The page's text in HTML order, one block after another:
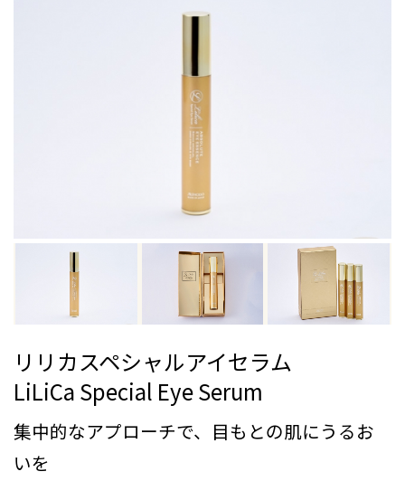
リリカスペシャルアイセラム
LiLiCa Special Eye Serum
集中的なアプローチで、目もとの肌にうるお
いを